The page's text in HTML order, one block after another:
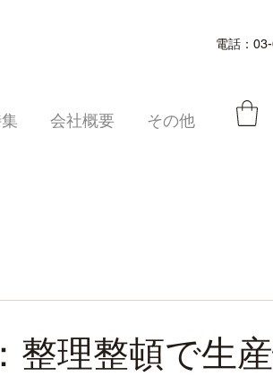
電話：
会社概要 その他
整理整頓で生